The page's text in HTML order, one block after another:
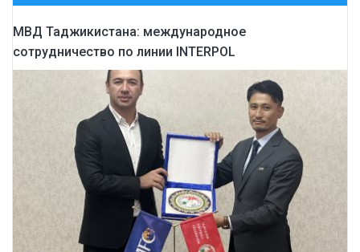
МВД Таджикистана: международное
сотрудничество по линии INTERPOL